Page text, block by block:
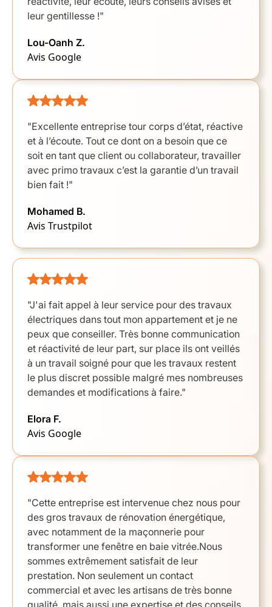
leur gentillesse !"
Lou-Oanh Z.
Avis Google
"Excellente entreprise tour corps d’état, réactive
et à l’écoute. Tout ce dont on a besoin que ce
soit en tant que client ou collaborateur, travailler
avec primo travaux c’est la garantie d’un travail
bien fait !"
Mohamed B.
Avis Trustpilot
"J'ai fait appel à leur service pour des travaux
électriques dans tout mon appartement et je ne
peux que conseiller. Très bonne communication
et réactivité de leur part, sur place ils ont veillés
à un travail soigné pour que les travaux restent
le plus discret possible malgré mes nombreuses
demandes et modifications à faire."
Elora F.
Avis Google
"Cette entreprise est intervenue chez nous pour
des gros travaux de rénovation énergétique,
avec notamment de la maçonnerie pour
transformer une fenêtre en baie vitrée.Nous
sommes extrêmement satisfait de leur
prestation. Non seulement un contact
commercial et avec les artisans de très bonne
qualité, mais aussi une expertise et des conseils